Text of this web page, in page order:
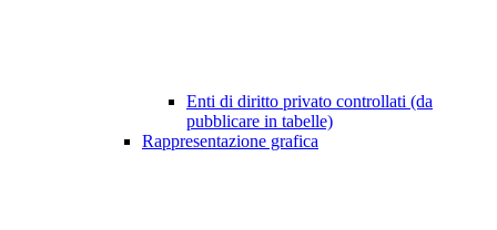
Enti di diritto privato controllati (da
pubblicare in tabelle)
Rappresentazione grafica